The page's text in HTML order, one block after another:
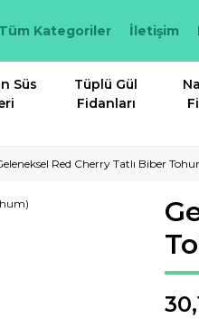
Tüm Kategoriler İletişim
Süs
Tüplü Gül
Fidanları
Red Cherry Tatlı Biber